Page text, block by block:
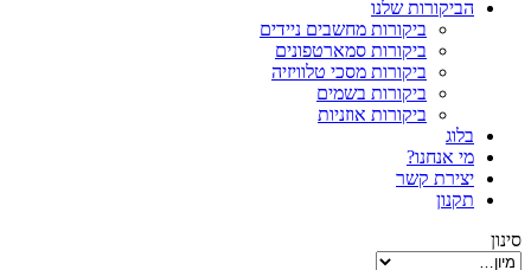
הביקורות שלנו
ביקורות מחשבים ניידים
ביקורות סמארטפונים
ביקורות מסכי טלוויזיה
ביקורות בשמים
ביקורות אוזניות
בלוג
מי אנחנו?
יצירת קשר
תקנון
סינון